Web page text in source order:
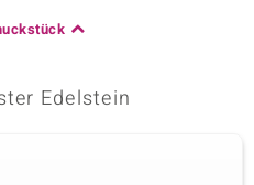
Edelstein